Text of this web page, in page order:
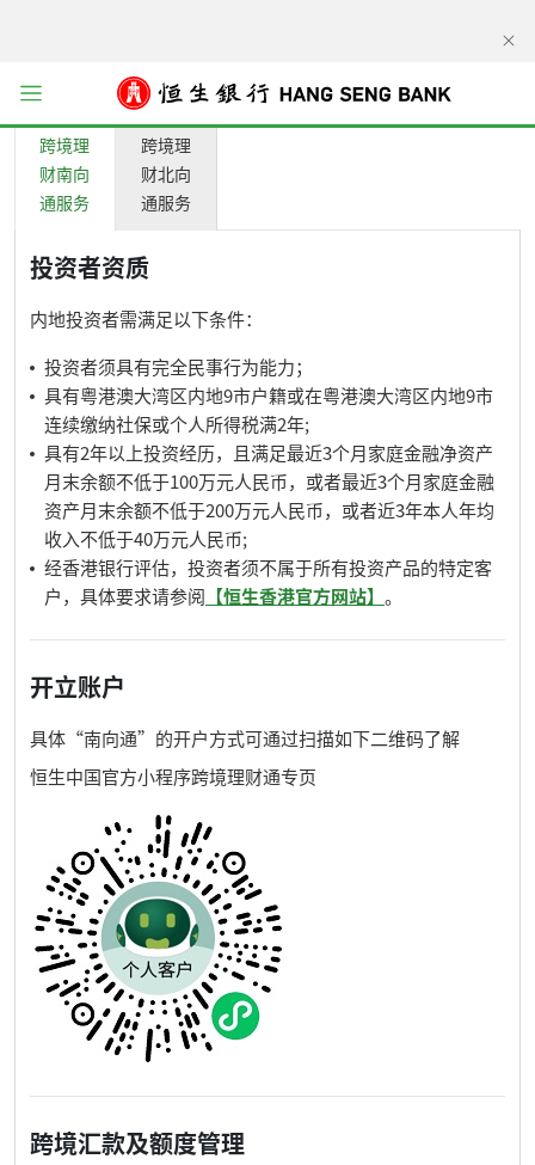
显示选项
跨境理
财南向
通服务
跨境理
财北向
通服务
投资者资质
内地投资者需满足以下条件：
投资者须具有完全民事行为能力；
具有粤港澳大湾区内地9市户籍或在粤港澳大湾区内地9市
连续缴纳社保或个人所得税满2年;
具有2年以上投资经历，且满足最近3个月家庭金融净资产
月末余额不低于100万元人民币，或者最近3个月家庭金融
资产月末余额不低于200万元人民币，或者近3年本人年均
收入不低于40万元人民币;
经香港银行评估，投资者须不属于所有投资产品的特定客
户，具体要求请参阅 【恒生香港官方网站】 。
开立账户
具体“南向通”的开户方式可通过扫描如下二维码了解
恒生中国官方小程序跨境理财通专页
跨境汇款及额度管理